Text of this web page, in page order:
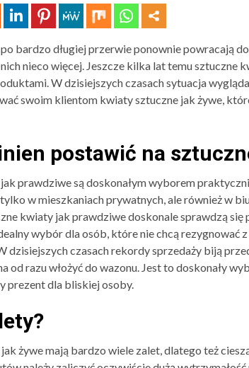
bardzo długiej przerwie ponownie powracają
nieco więcej. Jeszcze kilka lat temu sztuczne
W dzisiejszych czasach sytuacja
swoim klientom kwiaty sztuczne jak żywe,
postawić na
prawdziwe są doskonałym wyborem
w mieszkaniach prywatnych, ale również w
kwiaty jak prawdziwe doskonale sprawdzą
wybór dla osób, które nie chcą rezygnować
dzisiejszych czasach rekordy sprzedaży biją
od razu włożyć do wazonu. Jest to doskonały
prezent dla bliskiej osoby.
żywe mają bardzo wiele zalet, dlatego też